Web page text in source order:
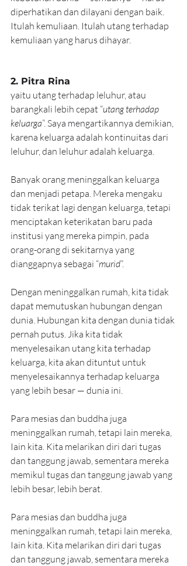
diperhatikan dan dilayani dengan baik.
Itulah kemuliaan. Itulah utang terhadap
kemuliaan yang harus dihayar.
2. Pitra Rina
yaitu utang terhadap leluhur, atau
barangkali lebih cepat “utang terhadap
keluarga”. Saya mengartikannya demikian,
karena keluarga adalah kontinuitas dari
leluhur, dan leluhur adalah keluarga.
Banyak orang meninggalkan keluarga
dan menjadi petapa. Mereka mengaku
tidak terikat lagi dengan keluarga, tetapi
menciptakan keterikatan baru pada
institusi yang mereka pimpin, pada
orang-orang di sekitarnya yang
dianggapnya sebagai “murid”.
Dengan meninggalkan rumah, kita tidak
dapat memutuskan hubungan dengan
dunia. Hubungan kita dengan dunia tidak
pernah putus. Jika kita tidak
menyelesaikan utang kita terhadap
keluarga, kita akan dituntut untuk
menyelesaikannya terhadap keluarga
yang lebih besar — dunia ini.
Para mesias dan buddha juga
meninggalkan rumah, tetapi lain mereka,
Iain kita. Kita melarikan diri dari tugas
dan tanggung jawab, sementara mereka
memikul tugas dan tanggung jawab yang
lebih besar, lebih berat.
Para mesias dan buddha juga
meninggalkan rumah, tetapi lain mereka,
Iain kita. Kita melarikan diri dari tugas
dan tanggung jawab, sementara mereka